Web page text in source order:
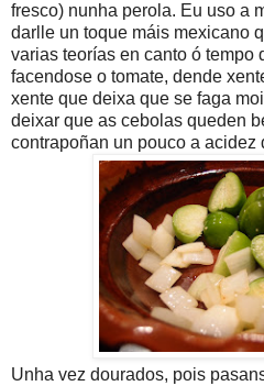
fresco) nunha perola. Eu uso a
darlle un toque máis mexicano
varias teorías en canto ó tempo
facendose o tomate, dende
xente que deixa que se faga
deixar que as cebolas queden
contrapoñan un pouco a acidez
Unha vez dourados, pois